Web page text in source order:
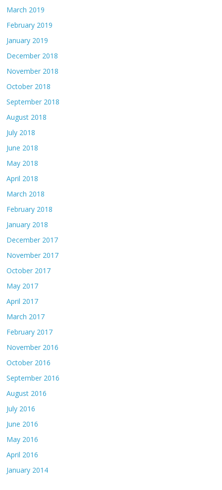
March 2019
February 2019
January 2019
December 2018
November 2018
October 2018
September 2018
August 2018
July 2018
June 2018
May 2018
April 2018
March 2018
February 2018
January 2018
December 2017
November 2017
October 2017
May 2017
April 2017
March 2017
February 2017
November 2016
October 2016
September 2016
August 2016
July 2016
June 2016
May 2016
April 2016
January 2014